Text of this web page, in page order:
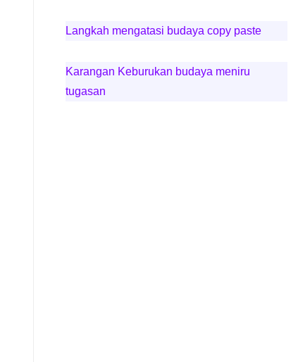
Langkah mengatasi budaya copy paste
Karangan Keburukan budaya meniru
tugasan